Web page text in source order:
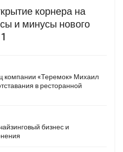
корнера на
и минусы нового
компании «Теремок» Михаил
в ресторанной
бизнес и